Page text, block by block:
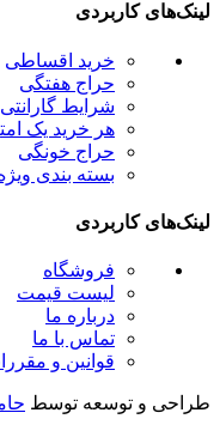
کاربردی
خرید اقساطی
حراج هفتگی
شرایط گارانتی
هر خرید یک
حراج خونگی
بسته بندی ویژه
کاربردی
فروشگاه
لیست قیمت
درباره ما
تماس با ما
قوانین و
و توسعه توسط